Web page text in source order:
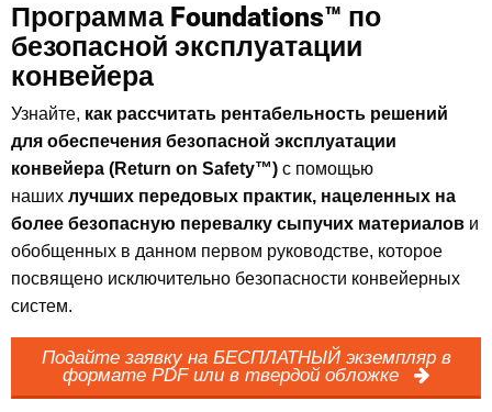
Программа Foundations™ по
безопасной эксплуатации
конвейера
Узнайте, как рассчитать рентабельность решений
для обеспечения безопасной эксплуатации
конвейера (Return on Safety™) с помощью
наших лучших передовых практик, нацеленных на
более безопасную перевалку сыпучих материалов и
обобщенных в данном первом руководстве, которое
посвящено исключительно безопасности конвейерных
систем.
Подайте заявку на БЕСПЛАТНЫЙ экземпляр в
формате PDF или в твердой обложке